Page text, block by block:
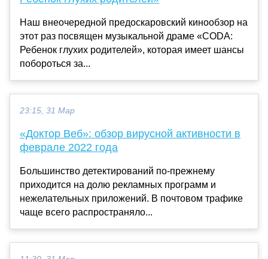
Наш внеочередной предоскаровский кинообзор на
этот раз посвящен музыкальной драме «CODA:
Ребенок глухих родителей», которая имеет шансы
побороться за...
23:15, 31 Мар
«Доктор Веб»: обзор вирусной активности в
феврале 2022 года
Большинство детектирований по-прежнему
приходится на долю рекламных программ и
нежелательных приложений. В почтовом трафике
чаще всего распространяло...